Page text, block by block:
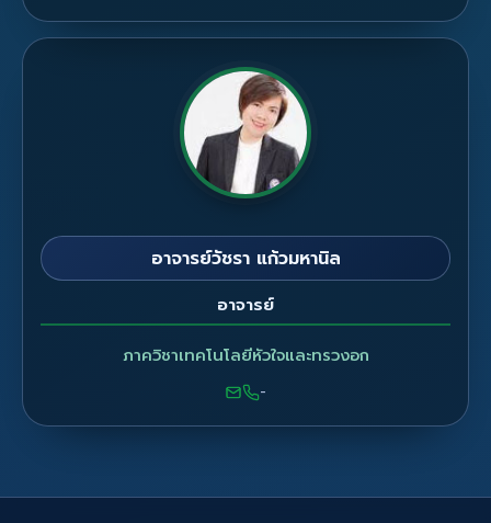
อาจารย์วัชรา แก้วมหานิล
อาจารย์
ภาควิชาเทคโนโลยีหัวใจและทรวงอก
-